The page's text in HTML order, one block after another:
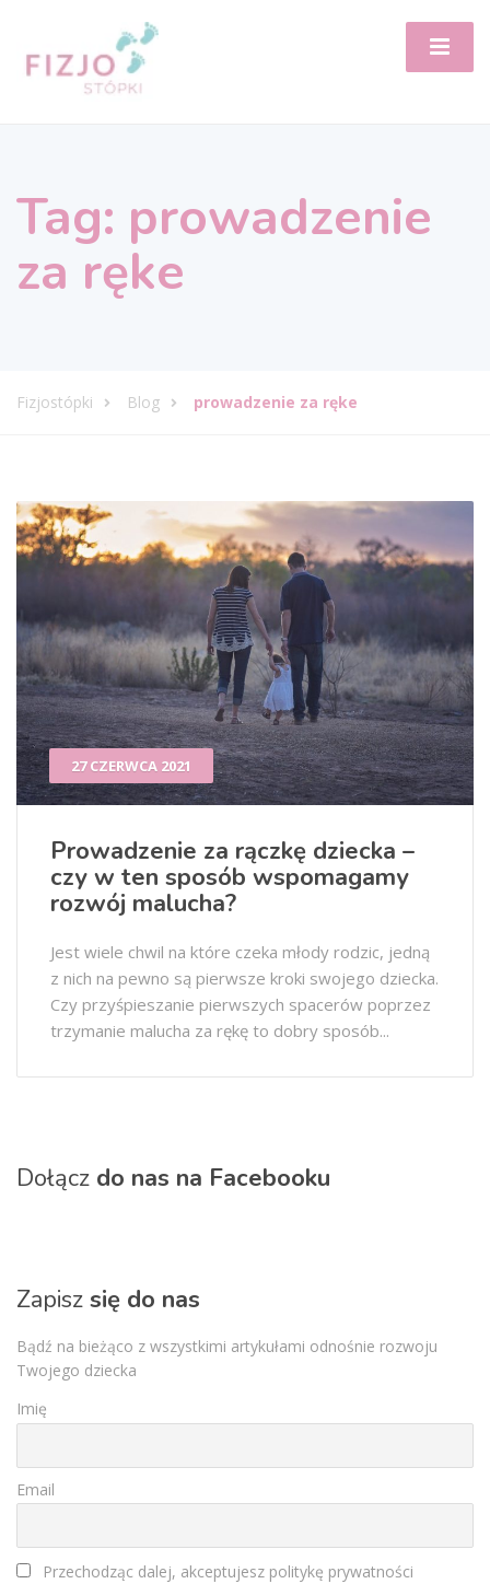
Tag: prowadzenie
za ręke
Fizjostópki Blog prowadzenie za ręke
27 CZERWCA 2021
Prowadzenie za rączkę dziecka –
czy w ten sposób wspomagamy
rozwój malucha?
Jest wiele chwil na które czeka młody rodzic, jedną
z nich na pewno są pierwsze kroki swojego dziecka.
Czy przyśpieszanie pierwszych spacerów poprzez
trzymanie malucha za rękę to dobry sposób...
Dołącz do nas na Facebooku
Zapisz się do nas
Bądź na bieżąco z wszystkimi artykułami odnośnie rozwoju
Twojego dziecka
Imię
Email
Przechodząc dalej, akceptujesz politykę prywatności